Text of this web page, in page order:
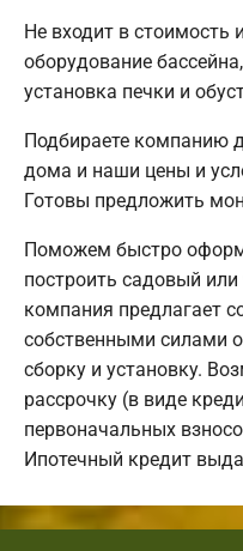
Не входит в стоимость
оборудование
установка печки и
Подбираете компанию
дома и наши цены и
Готовы предложить
Поможем быстро
построить садовый
компания предлагает
собственными силами
сборку и установку.
рассрочку (в виде
первоначальных
Ипотечный кредит